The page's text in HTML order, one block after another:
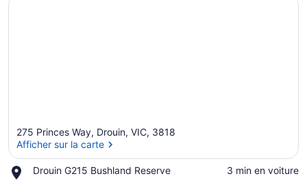
275 Princes Way, Drouin, VIC, 3818
Afficher sur la carte
Drouin G215 Bushland Reserve
Place,
‪3 min en voiture‬